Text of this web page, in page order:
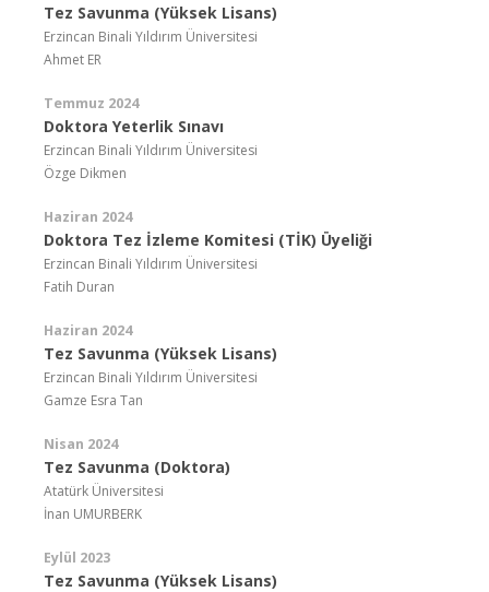
Tez Savunma (Yüksek Lisans)
Erzincan Binali Yıldırım Üniversitesi
Ahmet ER
Temmuz 2024
Doktora Yeterlik Sınavı
Erzincan Binali Yıldırım Üniversitesi
Özge Dikmen
Haziran 2024
Doktora Tez İzleme Komitesi (TİK) Üyeliği
Erzincan Binali Yıldırım Üniversitesi
Fatih Duran
Haziran 2024
Tez Savunma (Yüksek Lisans)
Erzincan Binali Yıldırım Üniversitesi
Gamze Esra Tan
Nisan 2024
Tez Savunma (Doktora)
Atatürk Üniversitesi
İnan UMURBERK
Eylül 2023
Tez Savunma (Yüksek Lisans)